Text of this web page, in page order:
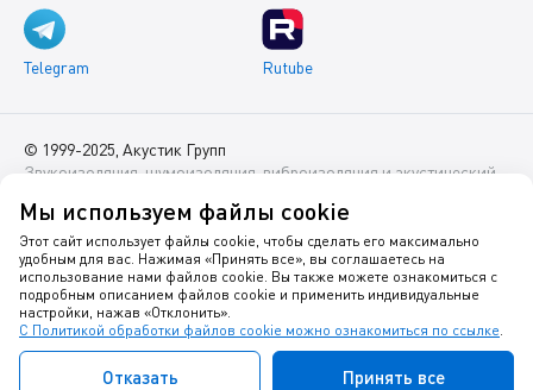
Telegram Rutube
© 1999-2025, Акустик Групп
Звукоизоляция, шумоизоляция, виброизоляция и акустический
Данный интернет-сайт носит исключительно информационный
характер и ни при каких условиях не является публичной
офертой.
Политика оператора в отношении обработки персональных
данных
Мы используем файлы cookie
Этот сайт использует файлы cookie, чтобы сделать его максимально
удобным для вас. Нажимая «Принять все», вы соглашаетесь на
использование нами файлов cookie. Вы также можете ознакомиться с
подробным описанием файлов cookie и применить индивидуальные
настройки, нажав «Отклонить».
С Политикой обработки файлов cookie можно ознакомиться по ссылке.
Отказать Принять все